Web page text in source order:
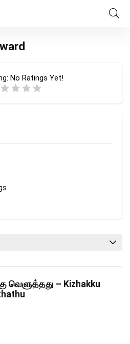
No Ratings Yet!
வெளுத்தது – Kizhakku